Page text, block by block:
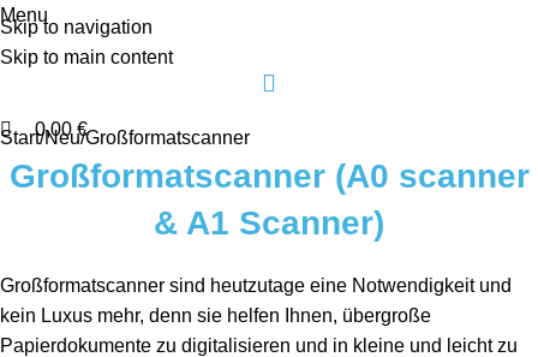
Skip to navigation
Skip to main content
Menu
0,00€
Start Neu Großformatscanner
Großformatscanner (A0 scanner
& A1 Scanner)
Großformatscanner sind heutzutage eine Notwendigkeit und
kein Luxus mehr, denn sie helfen Ihnen, übergroße
Papierdokumente zu digitalisieren und in kleine und leicht zu